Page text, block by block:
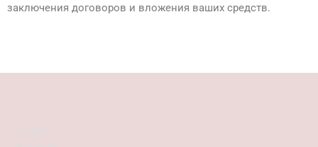
заключения договоров и вложения ваших средств.